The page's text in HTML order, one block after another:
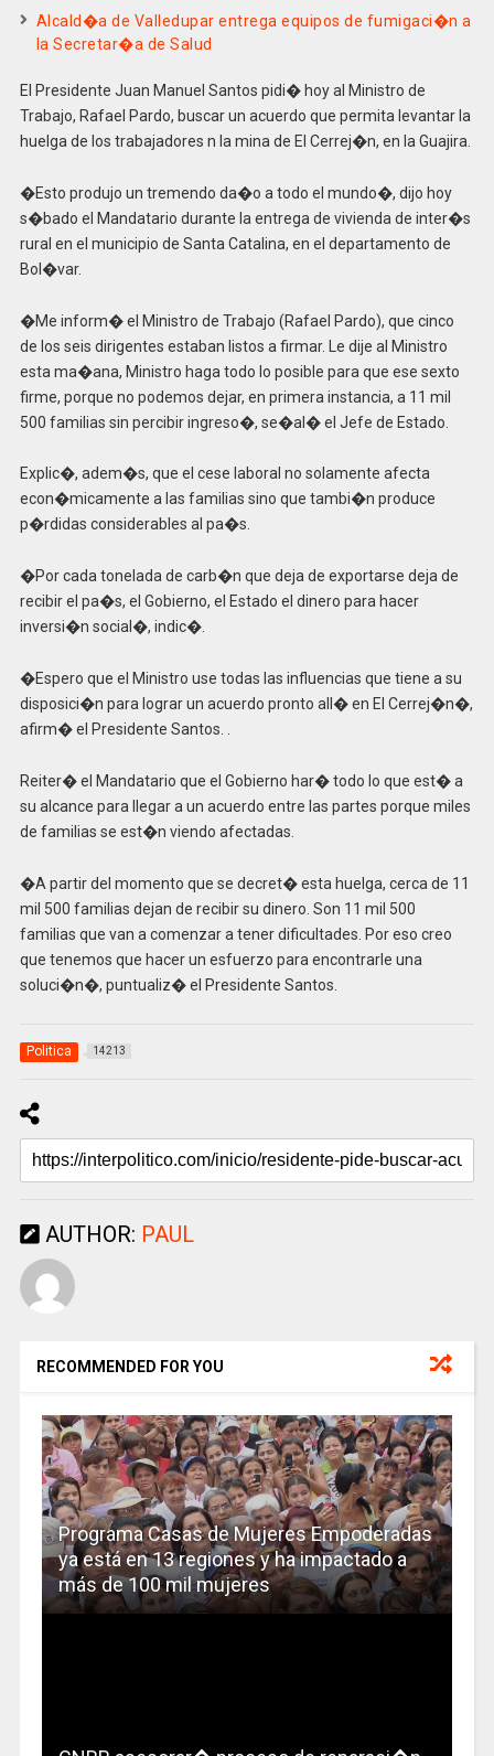
Alcald�a de Valledupar entrega equipos de fumigaci�n a
la Secretar�a de Salud
El Presidente Juan Manuel Santos pidi� hoy al Ministro de
Trabajo, Rafael Pardo, buscar un acuerdo que permita levantar la
huelga de los trabajadores n la mina de El Cerrej�n, en la Guajira.
�Esto produjo un tremendo da�o a todo el mundo�, dijo hoy
s�bado el Mandatario durante la entrega de vivienda de inter�s
rural en el municipio de Santa Catalina, en el departamento de
Bol�var.
�Me inform� el Ministro de Trabajo (Rafael Pardo), que cinco
de los seis dirigentes estaban listos a firmar. Le dije al Ministro
esta ma�ana, Ministro haga todo lo posible para que ese sexto
firme, porque no podemos dejar, en primera instancia, a 11 mil
500 familias sin percibir ingreso�, se�al� el Jefe de Estado.
Explic�, adem�s, que el cese laboral no solamente afecta
econ�micamente a las familias sino que tambi�n produce
p�rdidas considerables al pa�s.
�Por cada tonelada de carb�n que deja de exportarse deja de
recibir el pa�s, el Gobierno, el Estado el dinero para hacer
inversi�n social�, indic�.
�Espero que el Ministro use todas las influencias que tiene a su
disposici�n para lograr un acuerdo pronto all� en El Cerrej�n�,
afirm� el Presidente Santos. .
Reiter� el Mandatario que el Gobierno har� todo lo que est� a
su alcance para llegar a un acuerdo entre las partes porque miles
de familias se est�n viendo afectadas.
�A partir del momento que se decret� esta huelga, cerca de 11
mil 500 familias dejan de recibir su dinero. Son 11 mil 500
familias que van a comenzar a tener dificultades. Por eso creo
que tenemos que hacer un esfuerzo para encontrarle una
soluci�n�, puntualiz� el Presidente Santos.
Politica 14213
AUTHOR: PAUL
RECOMMENDED FOR YOU
Programa Casas de Mujeres Empoderadas
ya está en 13 regiones y ha impactado a
más de 100 mil mujeres